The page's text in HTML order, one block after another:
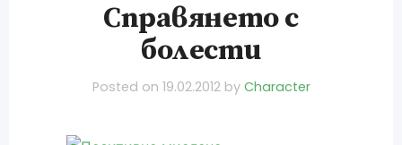
Справянето с
болести
Posted on 19.02.2012 by Character